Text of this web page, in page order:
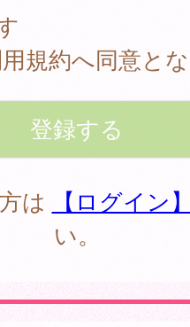
規約へ同意と
は
【ログイン
い。